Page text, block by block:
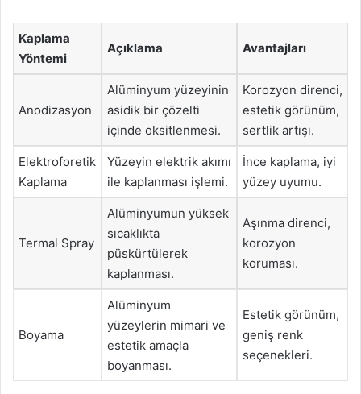
Kaplama
Yöntemi
Açıklama Avantajları
Anodizasyon
Alüminyum yüzeyinin
asidik bir çözelti
içinde oksitlenmesi.
Korozyon direnci,
estetik görünüm,
sertlik artışı.
Elektroforetik
Kaplama
Yüzeyin elektrik akımı
ile kaplanması işlemi.
İnce kaplama, iyi
yüzey uyumu.
Termal Spray
Alüminyumun yüksek
sıcaklıkta
püskürtülerek
kaplanması.
Aşınma direnci,
korozyon
koruması.
Boyama
Alüminyum
yüzeylerin mimari ve
estetik amaçla
boyanması.
Estetik görünüm,
geniş renk
seçenekleri.